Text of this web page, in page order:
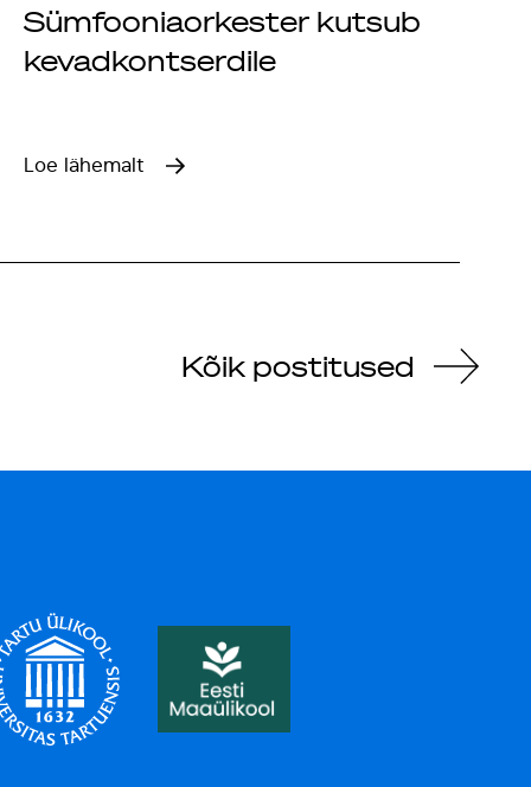
Sümfooniaorkester kutsub
kevadkontserdile
Loe lähemalt
Kõik postitused